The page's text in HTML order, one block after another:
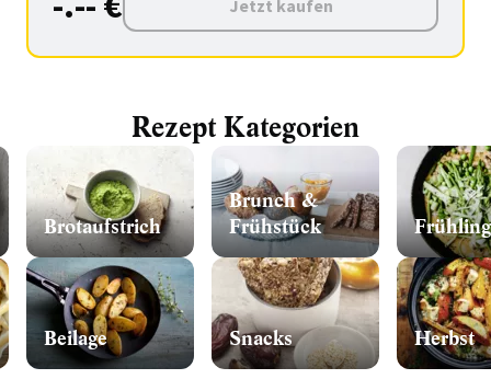
Jetzt kaufen
Rezept Kategorien
Brotaufstrich
Beilage
Brunch &
Frühstück
Snacks
Frühling
Herbst